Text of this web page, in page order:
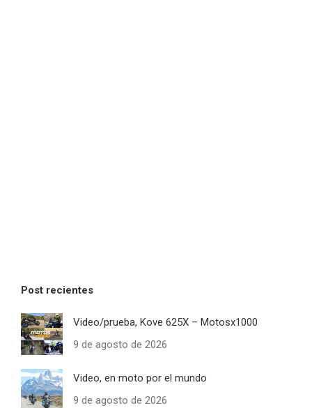
Post recientes
Video/prueba, Kove 625X – Motosx1000
9 de agosto de 2026
Video, en moto por el mundo
9 de agosto de 2026